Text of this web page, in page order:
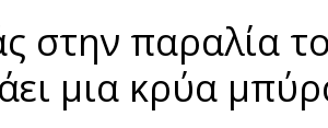
στην παραλία
μια κρύα